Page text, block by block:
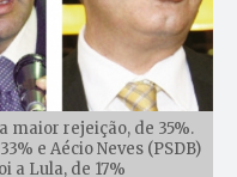
maior rejeição, de 35%.
e Aécio Neves (PSDB)
a Lula, de 17%